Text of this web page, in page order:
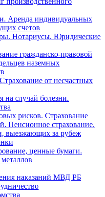
Аренда индивидуальных
счетов
Нотариусы. Юридические
гражданско-правовой
наземных
от несчастных
на случай болезни.
рисков. Страхование
Пенсионное страхование.
выезжающих за рубеж
ценные бумаги.
наказаний МВД РБ